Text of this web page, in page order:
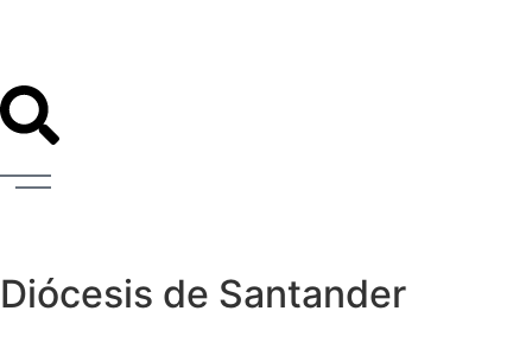
Diócesis de Santander